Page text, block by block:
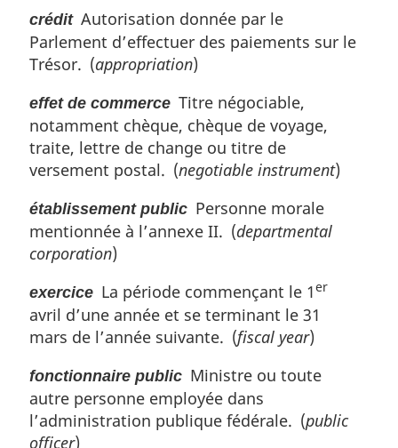
créditAutorisation donnée par le
Parlement d’effectuer des paiements sur le
Trésor. (appropriation)
effet de commerce Titre négociable,
notamment chèque, chèque de voyage,
traite, lettre de change ou titre de
versement postal. (negotiable instrument)
établissement public Personne morale
mentionnée à l’annexe II. (departmental
corporation)
exercice La période commençant le 1er
avril d’une année et se terminant le 31
mars de l’année suivante. (fiscal year)
fonctionnaire public Ministre ou toute
autre personne employée dans
l’administration publique fédérale. (public
officer)